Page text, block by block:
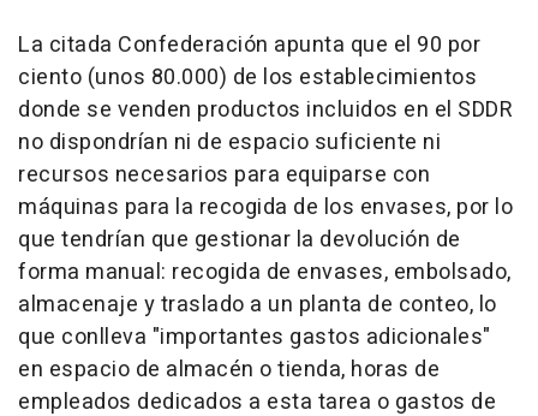
La citada Confederación apunta que el 90 por
ciento (unos 80.000) de los establecimientos
donde se venden productos incluidos en el SDDR
no dispondrían ni de espacio suficiente ni
recursos necesarios para equiparse con
máquinas para la recogida de los envases, por lo
que tendrían que gestionar la devolución de
forma manual: recogida de envases, embolsado,
almacenaje y traslado a un planta de conteo, lo
que conlleva "importantes gastos adicionales"
en espacio de almacén o tienda, horas de
empleados dedicados a esta tarea o gastos de